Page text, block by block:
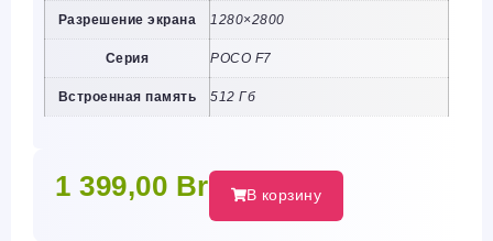
Разрешение экрана 1280×2800
Серия POCO F7
Встроенная память 512 Гб
1 399,00 Br В корзину